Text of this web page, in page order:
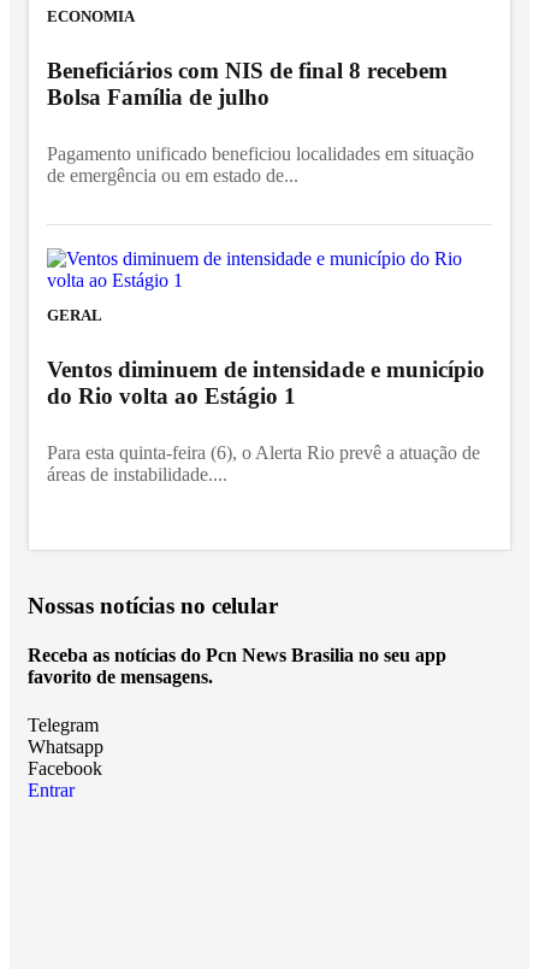
ECONOMIA
Beneficiários com NIS de final 8 recebem
Bolsa Família de julho
Pagamento unificado beneficiou localidades em situação
de emergência ou em estado de...
GERAL
Ventos diminuem de intensidade e município
do Rio volta ao Estágio 1
Para esta quinta-feira (6), o Alerta Rio prevê a atuação de
áreas de instabilidade....
Nossas notícias no celular
Receba as notícias do Pcn News Brasilia no seu app
favorito de mensagens.
Telegram
Whatsapp
Facebook
Entrar